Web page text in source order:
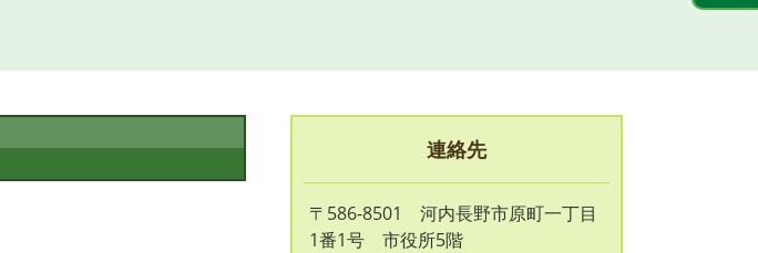
連絡先
〒586-8501 河内長野市原町一丁目
1番1号 市役所5階